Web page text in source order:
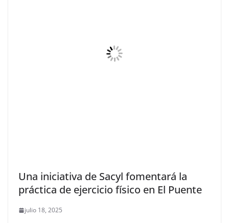
Una iniciativa de Sacyl fomentará la
práctica de ejercicio físico en El Puente
julio 18, 2025